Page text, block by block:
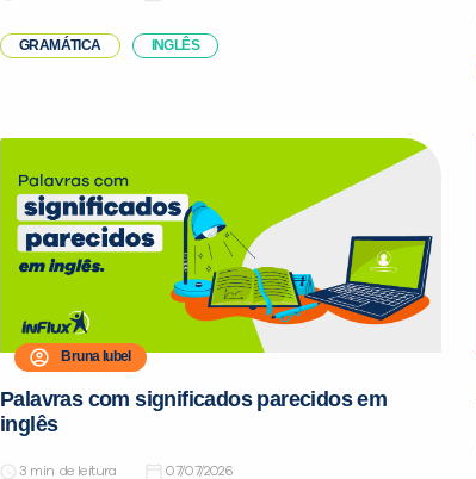
GRAMÁTICA INGLÊS
Bruna Iubel
Palavras com significados parecidos em
inglês
de leitura 07/07/2026